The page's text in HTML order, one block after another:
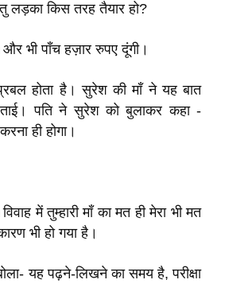
लड़का किस तरह तैयार हो?
भी पाँच हज़ार रुपए दूंगी।
होता है। सुरेश की माँ ने यह बात
पति ने सुरेश को बुलाकर कहा -
ही होगा।
में तुम्हारी माँ का मत ही मेरा भी मत
भी हो गया है।
यह पढ़ने-लिखने का समय है, परीक्षा